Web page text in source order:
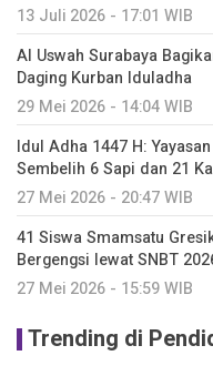
13 Juli 2026 - 17:01 WIB
Al Uswah Surabaya
Daging Kurban Iduladha
29 Mei 2026 - 14:04 WIB
Idul Adha 1447 H:
Sembelih 6 Sapi dan 21
27 Mei 2026 - 20:47 WIB
41 Siswa Smamsatu
Bergengsi lewat SNBT
27 Mei 2026 - 15:59 WIB
Trending di